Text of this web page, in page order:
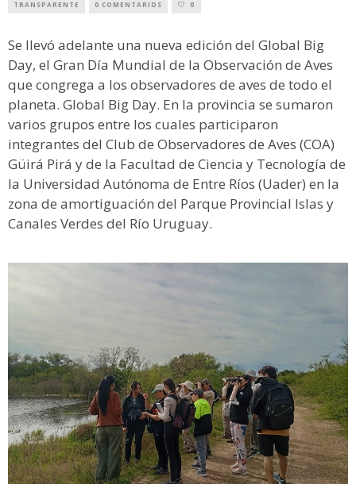
TRANSPARENTE 0 COMENTARIOS 0
Se llevó adelante una nueva edición del Global Big
Day, el Gran Día Mundial de la Observación de Aves
que congrega a los observadores de aves de todo el
planeta. Global Big Day. En la provincia se sumaron
varios grupos entre los cuales participaron
integrantes del Club de Observadores de Aves (COA)
Güirá Pirá y de la Facultad de Ciencia y Tecnología de
la Universidad Autónoma de Entre Ríos (Uader) en la
zona de amortiguación del Parque Provincial Islas y
Canales Verdes del Río Uruguay.